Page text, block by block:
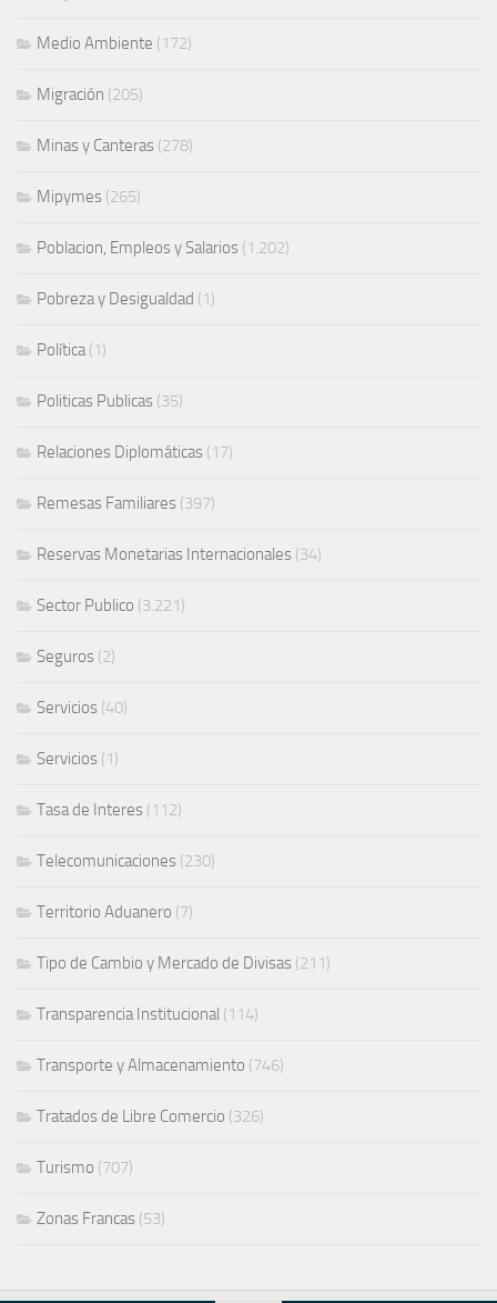
Medio Ambiente (172)
Migración (205)
Minas y Canteras (278)
Mipymes (265)
Poblacion, Empleos y Salarios (1.202)
Pobreza y Desigualdad (1)
Política(1)
Politicas Publicas (35)
Relaciones Diplomáticas (17)
Remesas Familiares (397)
Reservas Monetarias Internacionales (34)
Sector Publico (3.221)
Seguros (2)
Servicios (40)
Servicios (1)
Tasa de Interes (112)
Telecomunicaciones (230)
Territorio Aduanero (7)
Tipo de Cambio y Mercado de Divisas (211)
Transparencia Institucional (114)
Transporte y Almacenamiento (746)
Tratados de Libre Comercio (326)
Turismo (707)
Zonas Francas (53)